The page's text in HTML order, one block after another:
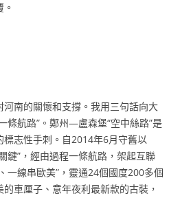
南的關懷和支撐。我用三句話向大
條航路”。鄭州—盧森堡“空中絲路”是
志性手刺。自2014年6月守舊以
鍵”，經由過程一條航路，架起互聯
一線串歐美”，靈通24個國度200多個
車厘子、意年夜利最新款的古裝，